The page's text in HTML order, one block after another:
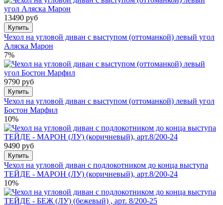
13490 руб
Купить
Чехол на угловой диван с выступом (оттоманкой) левый угол
Аляска Марон
7%
9790 руб
Купить
Чехол на угловой диван с выступом (оттоманкой) левый угол
Бостон Марфил
10%
9490 руб
Купить
Чехол на угловой диван с подлокотником до конца выступа
ТЕЙДЕ - МАРОН (ЛУ) (коричневый), арт.8/200-24
10%